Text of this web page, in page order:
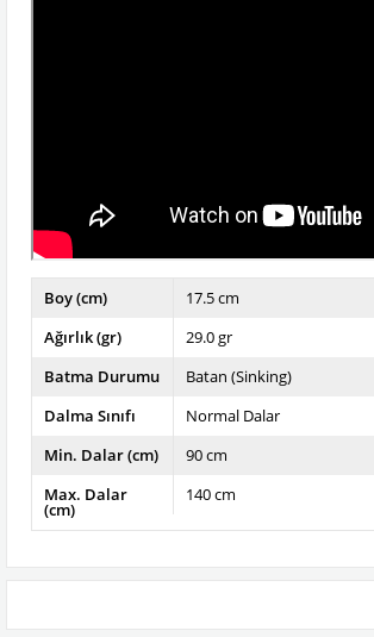
Boy (cm)
17.5 cm
Ağırlık (gr)
29.0 gr
Batma Durumu
Batan (Sinking)
Dalma Sınıfı
Normal Dalar
Min. Dalar (cm)
90 cm
Max. Dalar
(cm)
140 cm